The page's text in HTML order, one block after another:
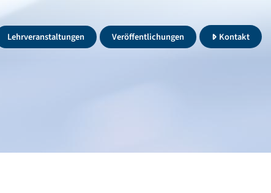
Lehrveranstaltungen Veröffentlichungen Kontakt